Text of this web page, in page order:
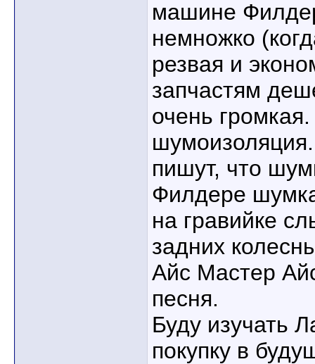
машине
немножко
резвая и
запчастям
очень
пишут, что
Филдере
на гравийке
задних
Айс Мастер
песня.
Буду изучать
покупку в